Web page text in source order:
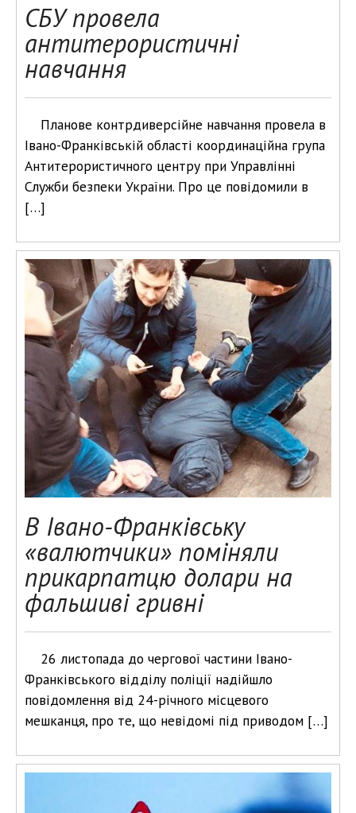
СБУ провела
антитерористичні
навчання
Планове контрдиверсійне навчання провела в
Івано-Франківській області координаційна група
Антитерористичного центру при Управлінні
Служби безпеки України. Про це повідомили в
[…]
В Івано-Франківську
«валютчики» поміняли
прикарпатцю долари на
фальшиві гривні
26 листопада до чергової частини Івано-
Франківського відділу поліції надійшло
повідомлення від 24-річного місцевого
мешканця, про те, що невідомі під приводом […]